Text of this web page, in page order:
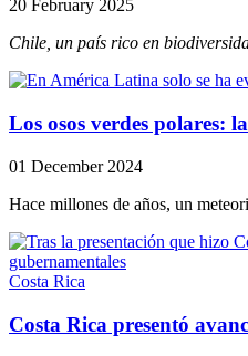
20 February 2025
Chile, un país rico en
Los osos verdes polares:
01 December 2024
Hace millones de años, un
Costa Rica
Costa Rica presentó